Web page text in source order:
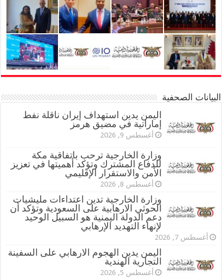
البيانات الصحفية
اليمن يدين استهداف إيران ناقلة نفط
إماراتية في مضيق هرمز
أغسطس 9, 2026
وزارة الخارجية ترحب باتفاقية مكة
للدفاع المشترك وتؤكد أهميتها في تعزيز
الأمن والاستقرار الإقليمي
أغسطس 8, 2026
وزارة الخارجية تدين اعتداءات مليشيات
الحوثي الارهابية على السعودية وتؤكد أن
دعم الدولة اليمنية هو السبيل الوحيد
لإنهاء التهديد الإرهابي
أغسطس 7, 2026
اليمن يدين الهجوم الارهابي على السفينة
التجارية الهندية
أغسطس 5, 2026